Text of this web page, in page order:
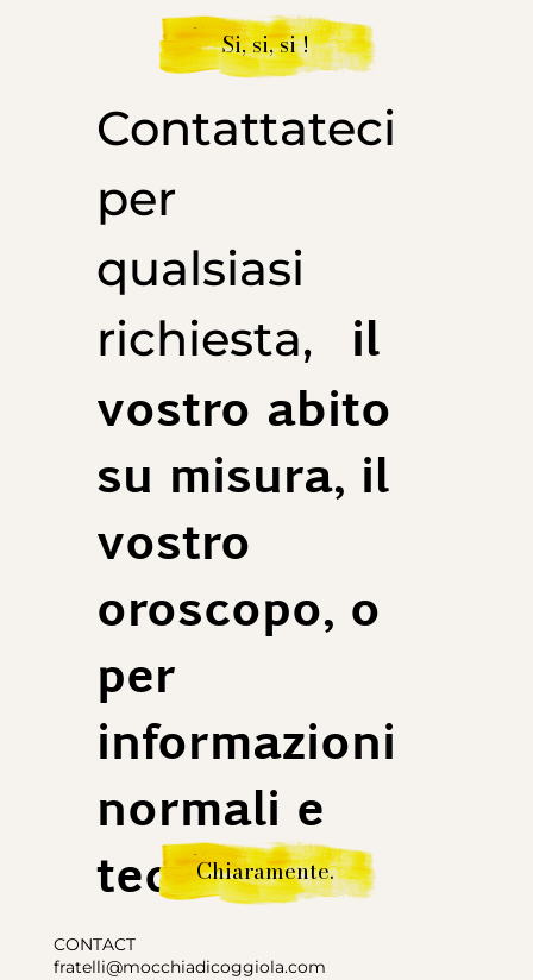
Contattateci
per
qualsiasi
richiesta,
il
vostro abito
su misura, il
vostro
oroscopo, o
per
informazioni
normali e
tediose.
Si, si, si !
Chiaramente.
CONTACT
fratelli@mocchiadicoggiola.com